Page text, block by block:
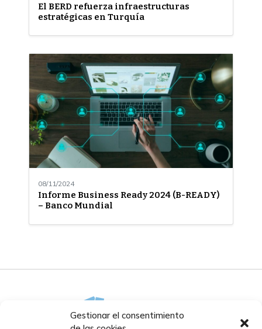
Gestionar el consentimiento
El BERD refuerza infraestructuras
estratégicas en Turquía
08/11/2024
Informe Business Ready 2024 (B-READY)
– Banco Mundial